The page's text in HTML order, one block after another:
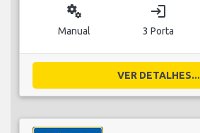
miscellaneous_services
Manual
login
3 Porta
VER DETALHES...